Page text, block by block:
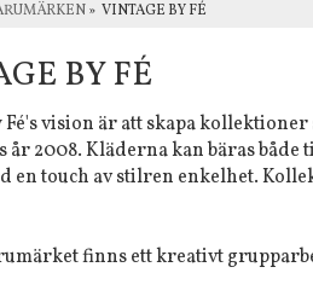
» VINTAGE BY FÉ
BY FÉ
Fé's vision är att skapa
år 2008. Kläderna kan bäras
en touch av stilren enkelhet.
finns ett kreativt